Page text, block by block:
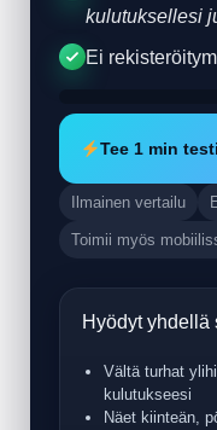
kulutuksellesi
Ei
Tee 1 min testi
Ilmainen vertailu
Toimii myös
Hyödyt yhdellä
Vältä turhat
kulutukseesi
Näet kiinteän,